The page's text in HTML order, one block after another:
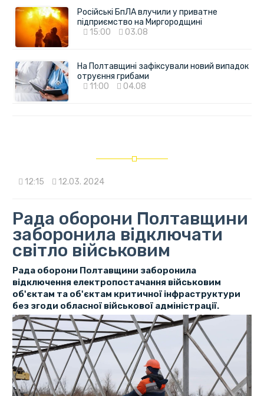
Російські БпЛА влучили у приватне
підприємство на Миргородщині
15:00
03.08
На Полтавщині зафіксували новий випадок
отруєння грибами
11:00
04.08
12:15 12.03. 2024
Рада оборони Полтавщини
заборонила відключати
світло військовим
Рада оборони Полтавщини заборонила
відключення електропостачання військовим
об'єктам та об'єктам критичної інфраструктури
без згоди обласної військової адміністрації.